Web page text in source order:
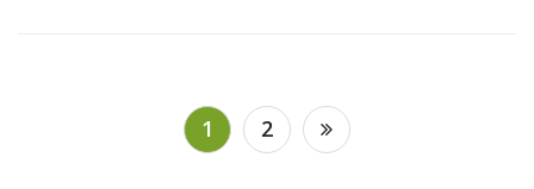
navigation
1 2